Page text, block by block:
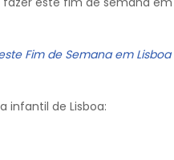
Fim de Semana em Lisboa
infantil de Lisboa: